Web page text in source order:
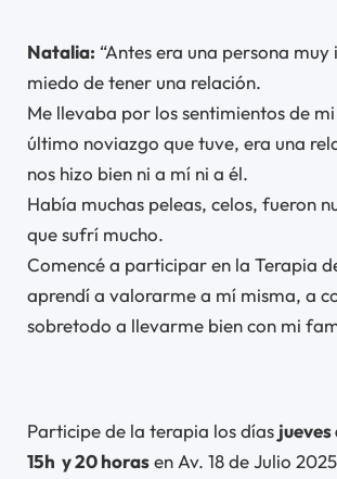
Natalia: “Antes era una persona
miedo de tener una relación.
Me llevaba por los sentimientos de
último noviazgo que tuve, era una
nos hizo bien ni a mí ni a él.
Había muchas peleas, celos, fueron
que sufrí mucho.
Comencé a participar en la Terapia
aprendí a valorarme a mí misma, a
sobretodo a llevarme bien con mi
Participe de la terapia los días jueves
15h y 20 horasen Av. 18 de Julio